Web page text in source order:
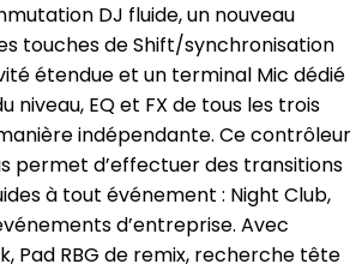
DJ fluide, un nouveau
touches de Shift/synchronisation
étendue et un terminal Mic dédié
niveau, EQ et FX de tous les trois
indépendante. Ce contrôleur
permet d’effectuer des transitions
à tout événement : Night Club,
d’entreprise. Avec
Pad RBG de remix, recherche tête